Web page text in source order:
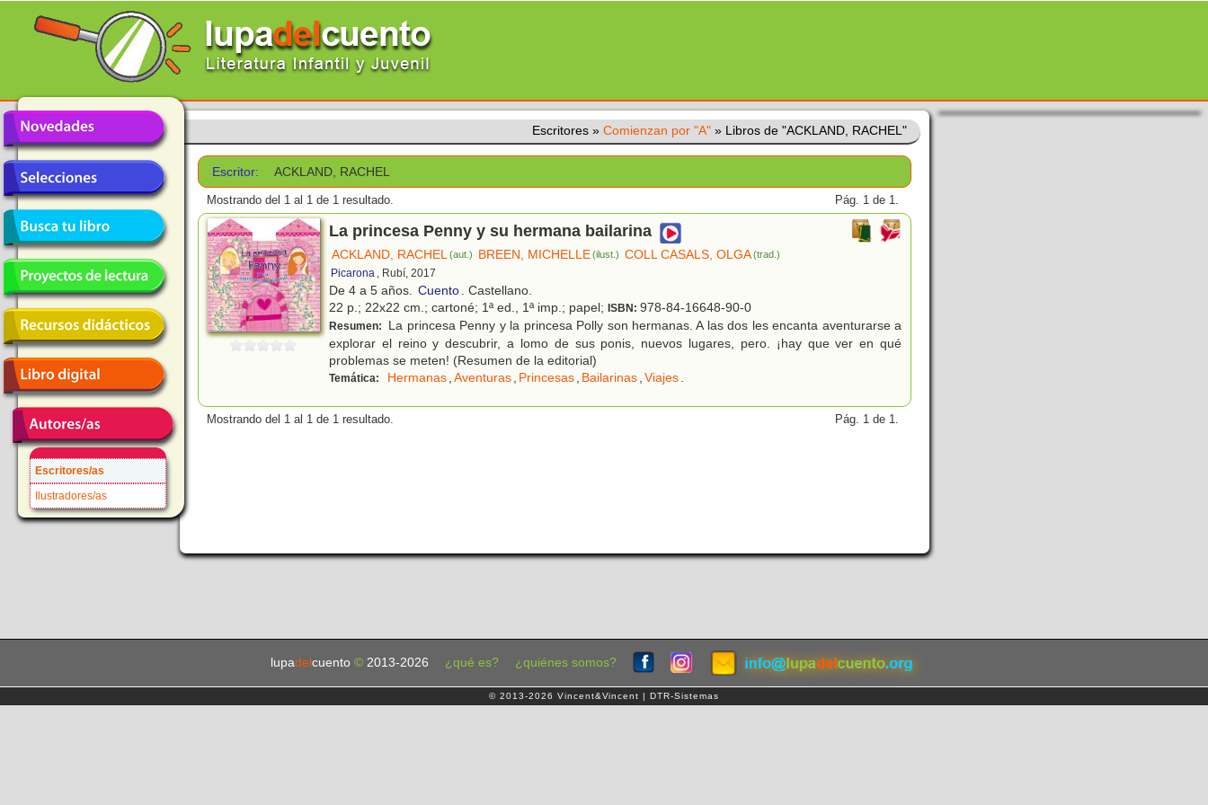
Escritores/as
Ilustradores/as
Escritores » Comienzan por "A" » Libros de "ACKLAND, RACHEL"
Escritor: ACKLAND, RACHEL
Mostrando del 1 al 1 de 1 resultado. Pág. 1 de 1.
La princesa Penny y su hermana bailarina
ACKLAND, RACHEL(aut.) BREEN, MICHELLE(ilust.) COLL CASALS, OLGA(trad.)
Picarona , Rubí, 2017
De 4 a 5 años. Cuento. Castellano.
22 p.; 22x22 cm.; cartoné; 1ª ed., 1ª imp.; papel; ISBN: 978-84-16648-90-0
Resumen:
La princesa Penny y la princesa Polly son hermanas. A las dos les encanta aventurarse a
explorar el reino y descubrir, a lomo de sus ponis, nuevos lugares, pero. ¡hay que ver en qué
problemas se meten! (Resumen de la editorial)
Temática: Hermanas,Aventuras, Princesas, Bailarinas,Viajes.
Mostrando del 1 al 1 de 1 resultado. Pág. 1 de 1.
lupadel cuento © 2013-2026 ¿qué es? ¿quiénes somos?
© 2013-2026 Vincent&Vincent | DTR-Sistemas